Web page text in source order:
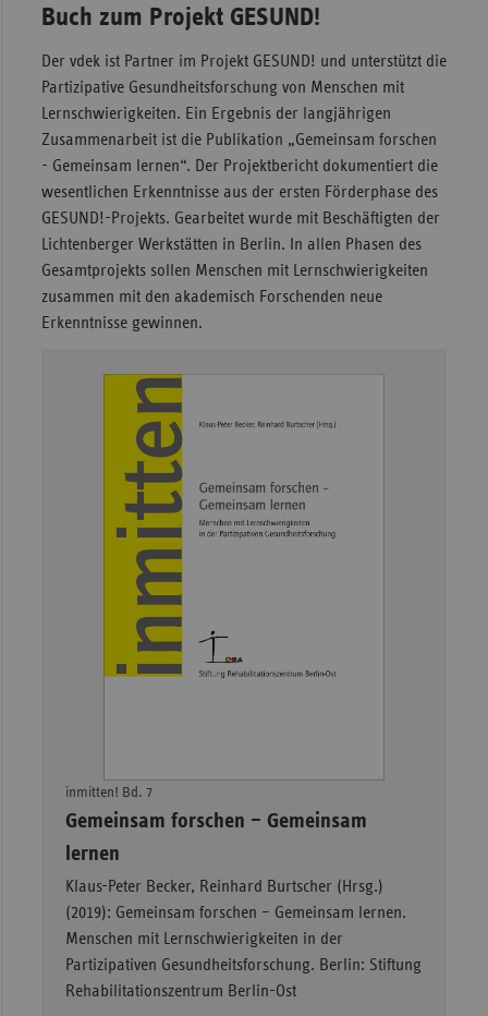
Buch zum Projekt GESUND!
Der vdek ist Partner im Projekt GESUND! und unterstützt die
Partizipative Gesundheitsforschung von Menschen mit
Lernschwierigkeiten. Ein Ergebnis der langjährigen
Zusammenarbeit ist die Publikation „Gemeinsam forschen
- Gemeinsam lernen“. Der Projektbericht dokumentiert die
wesentlichen Erkenntnisse aus der ersten Förderphase des
GESUND!-Projekts. Gearbeitet wurde mit Beschäftigten der
Lichtenberger Werkstätten in Berlin. In allen Phasen des
Gesamtprojekts sollen Menschen mit Lernschwierigkeiten
zusammen mit den akademisch Forschenden neue
Erkenntnisse gewinnen.
inmitten! Bd. 7
–
Gemeinsam forschen – Gemeinsam
lernen
Klaus-Peter Becker, Reinhard Burtscher (Hrsg.)
(2019): Gemeinsam forschen – Gemeinsam lernen.
Menschen mit Lernschwierigkeiten in der
Partizipativen Gesundheitsforschung. Berlin: Stiftung
Rehabilitationszentrum Berlin-Ost